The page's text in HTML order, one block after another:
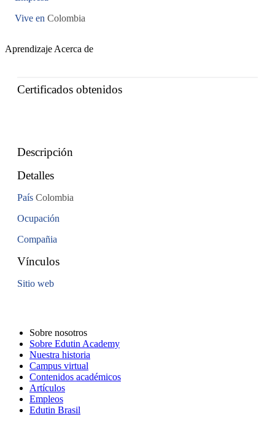
Vive en Colombia
Aprendizaje Acerca de
Certificados obtenidos
Descripción
Detalles
País Colombia
Ocupación
Compañia
Vínculos
Sitio web
Sobre nosotros
Sobre Edutin Academy
Nuestra historia
Campus virtual
Contenidos académicos
Artículos
Empleos
Edutin Brasil